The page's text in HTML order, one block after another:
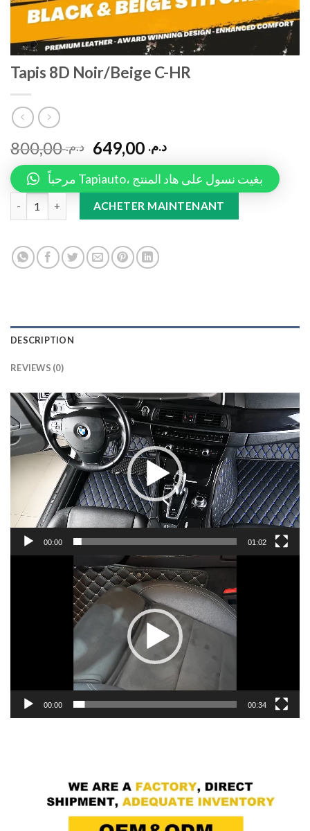
Tapis 8D Noir/Beige C-HR
د.م.800,00 د.م.
مرحباً Tapiauto، بغيت نسول على هاد المنتج
Tapis 8D Noir/Beige C-HR quantity
ACHETER MAINTENANT
DESCRIPTION
REVIEWS (0)
Lecteur
vidéo
00:00 01:02
00:00 00:34